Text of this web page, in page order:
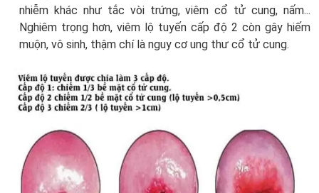
nhiễm khác như tắc vòi trứng, viêm cổ tử cung, nấm...
Nghiêm trọng hơn, viêm lộ tuyến cấp độ 2 còn gây hiếm
muộn, vô sinh, thậm chí là nguy cơ ung thư cổ tử cung.